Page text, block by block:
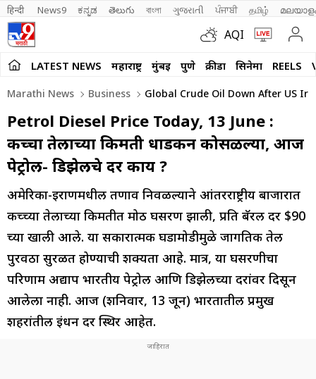
हिन्दी News9 ಕನ್ನಡ తెలుగు বাংলা ગુજરાતી ਪੰਜਾਬੀ தமிழ்
AQI
LATEST NEWS महाराष्ट्र मुंबई पुणे क्रीडा सिनेमा REELS
Marathi News Business Global Crude Oil Down After US
Petrol Diesel Price Today, 13 June :
कच्चा तेलाच्या किमती धाडकन कोसळल्या, आज
पेट्रोल- डिझेलचे दर काय ?
अमेरिका-इराणमधील तणाव निवळल्याने आंतरराष्ट्रीय बाजारात
कच्च्या तेलाच्या किमतीत मोठी घसरण झाली, प्रति बॅरल दर $90
च्या खाली आले. या सकारात्मक घडामोडीमुळे जागतिक तेल
पुरवठा सुरळीत होण्याची शक्यता आहे. मात्र, या घसरणीचा
परिणाम अद्याप भारतीय पेट्रोल आणि डिझेलच्या दरांवर दिसून
आलेला नाही. आज (शनिवार, 13 जून) भारतातील प्रमुख
शहरांतील इंधन दर स्थिर आहेत.